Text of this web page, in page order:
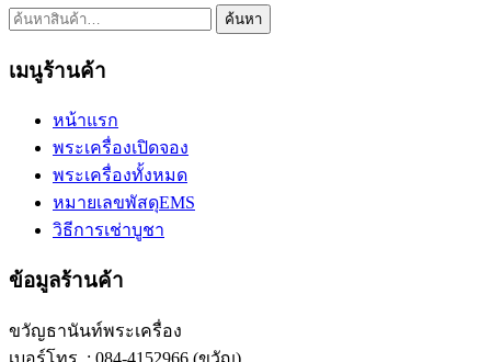
ค้นหา: ค้นหา
เมนูร้านค้า
หน้าแรก
พระเครื่องเปิดจอง
พระเครื่องทั้งหมด
หมายเลขพัสดุEMS
วิธีการเช่าบูชา
ข้อมูลร้านค้า
ขวัญธานันท์พระเครื่อง
เบอร์โทร. : 084-4152966 (ขวัญ)